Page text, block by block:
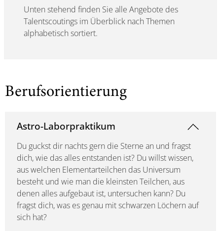
Unten stehend finden Sie alle Angebote des
Talentscoutings im Überblick nach Themen
alphabetisch sortiert.
Berufsorientierung
Astro-Laborpraktikum
Du guckst dir nachts gern die Sterne an und fragst
dich, wie das alles entstanden ist? Du willst wissen,
aus welchen Elementarteilchen das Universum
besteht und wie man die kleinsten Teilchen, aus
denen alles aufgebaut ist, untersuchen kann? Du
fragst dich, was es genau mit schwarzen Löchern auf
sich hat?